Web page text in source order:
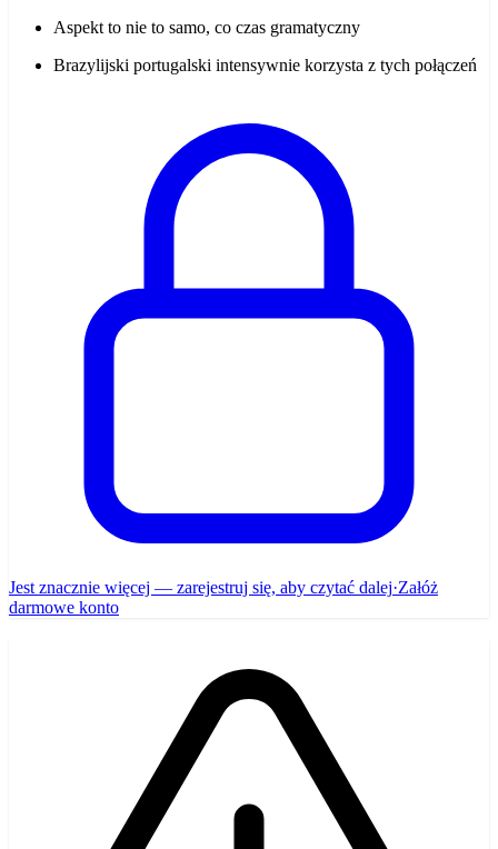
Aspekt to nie to samo, co czas gramatyczny
Brazylijski portugalski intensywnie korzysta z tych połączeń
Jest znacznie więcej — zarejestruj się, aby czytać dalej·Załóż
darmowe konto